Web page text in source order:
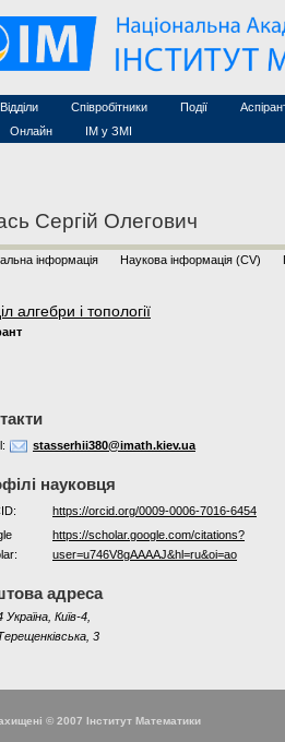
робота
Відділи Співробітники
Асоційовані дослідники
Технічний персонал
Події
Конференції
Курси з
Онлайн
ІМ у ЗМІ
Сергій Олегович
інформація Наукова інформація (CV)
алгебри і топології
stasserhii380@imath.kiev.ua
науковця
https://orcid.org/0009-0006-7016-6454
https://scholar.google.com/citations?
user=u746V8gAAAAJ&hl=ru&oi=ao
адреса
Україна, Київ-4,
3
© 2007 Інститут Математики